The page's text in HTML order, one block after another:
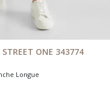
ONE 343774
Longue